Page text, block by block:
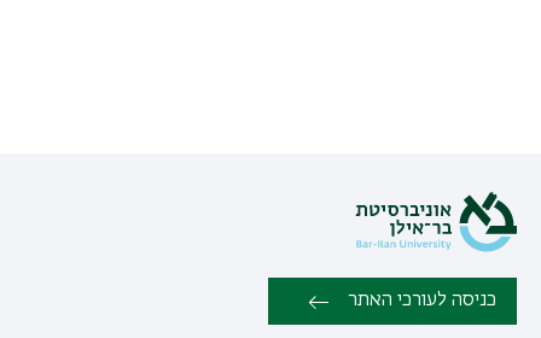
כניסה לעורכי האתר